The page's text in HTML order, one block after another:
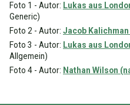
Foto 1 - Autor: Lukas aus
Generic)
Foto 2 - Autor: Jacob
Foto 3 - Autor: Lukas aus
Allgemein)
Foto 4 - Autor: Nathan Wilson